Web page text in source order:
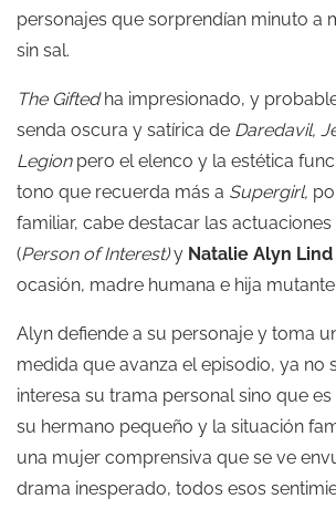
personajes que sorprendían minuto a
sin sal.
The Giftedha impresionado, y
senda oscura y satírica de Daredavil,
Legionpero el elenco y la estética
tono que recuerda más a Supergirl,
familiar, cabe destacar las actuaciones
(Person of Interest)y Natalie Alyn Lind
ocasión, madre humana e hija mutante.
Alyn defiende a su personaje y toma
medida que avanza el episodio, ya no
interesa su trama personal sino que
su hermano pequeño y la situación
una mujer comprensiva que se ve
drama inesperado, todos esos